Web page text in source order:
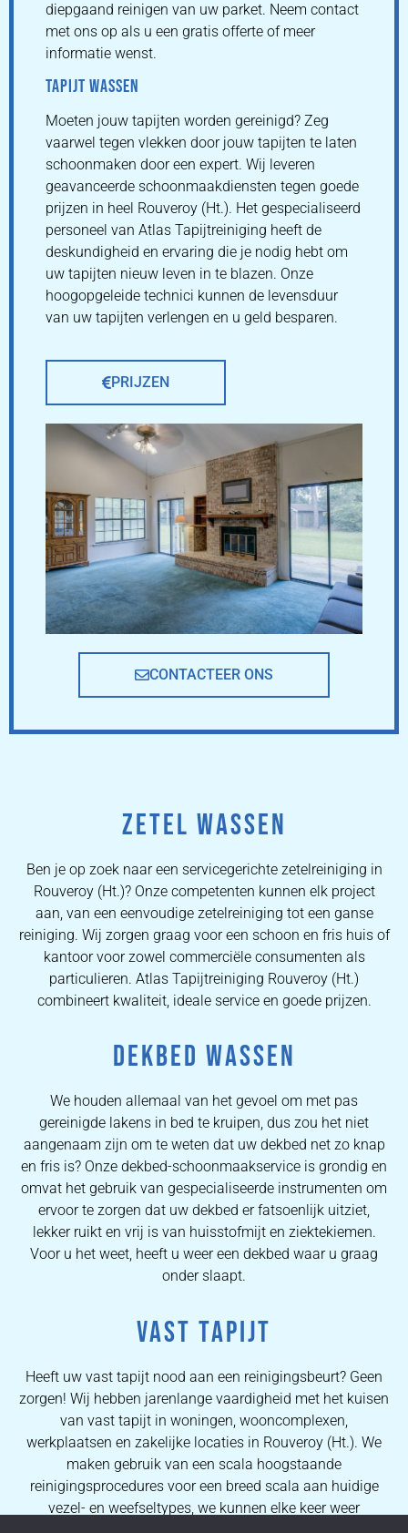
diepgaand reinigen van uw parket. Neem contact
met ons op als u een gratis offerte of meer
informatie wenst.
TAPIJT WASSEN
Moeten jouw tapijten worden gereinigd? Zeg
vaarwel tegen vlekken door jouw tapijten te laten
schoonmaken door een expert. Wij leveren
geavanceerde schoonmaakdiensten tegen goede
prijzen in heel Rouveroy (Ht.). Het gespecialiseerd
personeel van Atlas Tapijtreiniging heeft de
deskundigheid en ervaring die je nodig hebt om
uw tapijten nieuw leven in te blazen. Onze
hoogopgeleide technici kunnen de levensduur
van uw tapijten verlengen en u geld besparen.
PRIJZEN
CONTACTEER ONS
ZETEL WASSEN
Ben je op zoek naar een servicegerichte zetelreiniging in
Rouveroy (Ht.)? Onze competenten kunnen elk project
aan, van een eenvoudige zetelreiniging tot een ganse
reiniging. Wij zorgen graag voor een schoon en fris huis of
kantoor voor zowel commerciële consumenten als
particulieren. Atlas Tapijtreiniging Rouveroy (Ht.)
combineert kwaliteit, ideale service en goede prijzen.
DEKBED WASSEN
We houden allemaal van het gevoel om met pas
gereinigde lakens in bed te kruipen, dus zou het niet
aangenaam zijn om te weten dat uw dekbed net zo knap
en fris is? Onze dekbed-schoonmaakservice is grondig en
omvat het gebruik van gespecialiseerde instrumenten om
ervoor te zorgen dat uw dekbed er fatsoenlijk uitziet,
lekker ruikt en vrij is van huisstofmijt en ziektekiemen.
Voor u het weet, heeft u weer een dekbed waar u graag
onder slaapt.
VAST TAPIJT
Heeft uw vast tapijt nood aan een reinigingsbeurt? Geen
zorgen! Wij hebben jarenlange vaardigheid met het kuisen
van vast tapijt in woningen, wooncomplexen,
werkplaatsen en zakelijke locaties in Rouveroy (Ht.). We
maken gebruik van een scala hoogstaande
reinigingsprocedures voor een breed scala aan huidige
vezel- en weefseltypes, we kunnen elke keer weer